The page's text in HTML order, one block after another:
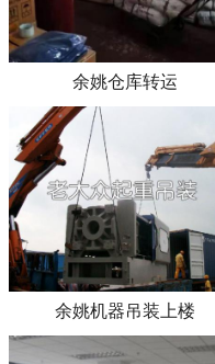
余姚仓库转运
余姚机器吊装上楼